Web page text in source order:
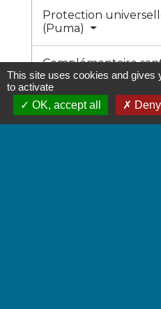
Protection
(Puma)
Complémentaire
(C2S)
Redevance
This site uses cookies and gives
to activate
OK, accept all